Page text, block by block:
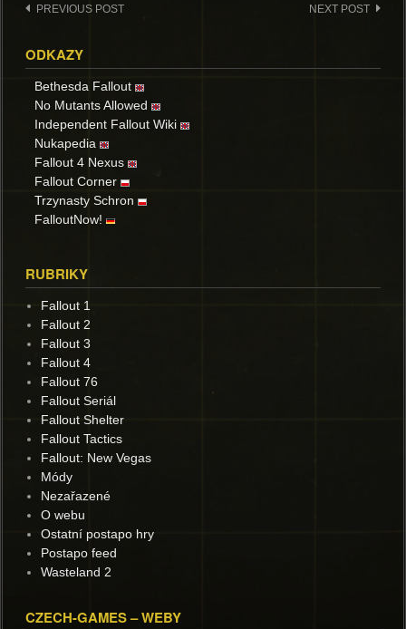
Post
PREVIOUS POST NEXT POST
ODKAZY
Bethesda Fallout
No Mutants Allowed
Independent Fallout Wiki
Nukapedia
Fallout 4 Nexus
Fallout Corner
Trzynasty Schron
FalloutNow!
RUBRIKY
Fallout 1
Fallout 2
Fallout 3
Fallout 4
Fallout 76
Fallout Seriál
Fallout Shelter
Fallout Tactics
Fallout: New Vegas
Módy
Nezařazené
O webu
Ostatní postapo hry
Postapo feed
Wasteland 2
CZECH-GAMES – WEBY